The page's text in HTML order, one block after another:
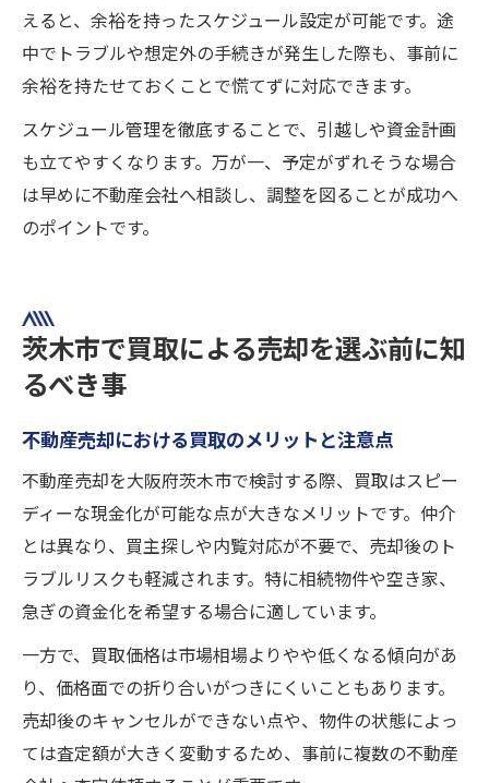
えると、余裕を持ったスケジュール設定が可能です。途
中でトラブルや想定外の手続きが発生した際も、事前に
余裕を持たせておくことで慌てずに対応できます。
スケジュール管理を徹底することで、引越しや資金計画
も立てやすくなります。万が一、予定がずれそうな場合
は早めに不動産会社へ相談し、調整を図ることが成功へ
のポイントです。
茨木市で買取による売却を選ぶ前に知
るべき事
不動産売却における買取のメリットと注意点
不動産売却を大阪府茨木市で検討する際、買取はスピー
ディーな現金化が可能な点が大きなメリットです。仲介
とは異なり、買主探しや内覧対応が不要で、売却後のト
ラブルリスクも軽減されます。特に相続物件や空き家、
急ぎの資金化を希望する場合に適しています。
一方で、買取価格は市場相場よりやや低くなる傾向があ
り、価格面での折り合いがつきにくいこともあります。
売却後のキャンセルができない点や、物件の状態によっ
ては査定額が大きく変動するため、事前に複数の不動産